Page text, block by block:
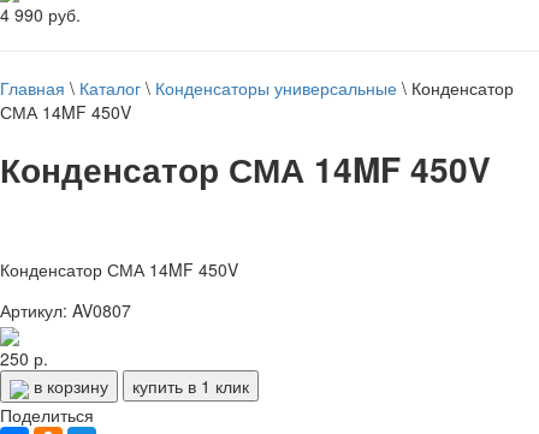
4 990 руб.
Главная \ Каталог \ Конденсаторы универсальные \ Конденсатор
СМА 14MF 450V
Конденсатор СМА 14MF 450V
Конденсатор СМА 14MF 450V
Артикул: AV0807
250 р.
в корзину
купить в 1 клик
Поделиться